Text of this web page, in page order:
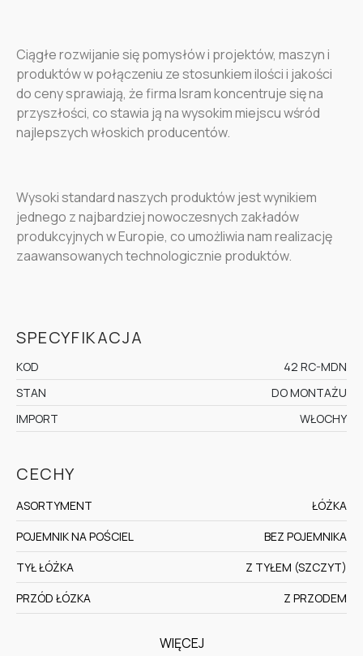
Ciągłe rozwijanie się pomysłów i projektów, maszyn i
produktów w połączeniu ze stosunkiem ilości i jakości
do ceny sprawiają, że firma Isram koncentruje się na
przyszłości, co stawia ją na wysokim miejscu wśród
najlepszych włoskich producentów.
Wysoki standard naszych produktów jest wynikiem
jednego z najbardziej nowoczesnych zakładów
produkcyjnych w Europie, co umożliwia nam realizację
zaawansowanych technologicznie produktów.
SPECYFIKACJA
KOD
42 RC-MDN
STAN
DO MONTAŻU
IMPORT
WŁOCHY
CECHY
ASORTYMENT
ŁÓŻKA
POJEMNIK NA POŚCIEL
BEZ POJEMNIKA
TYŁ ŁÓŻKA
Z TYŁEM (SZCZYT)
PRZÓD ŁÓZKA
Z PRZODEM
WIĘCEJ